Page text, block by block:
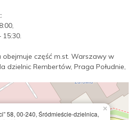
obejmuje część m.st. Warszawy w
dzielnic Rembertów, Praga Południe,
58, 00-240, Śródmieście-dzielnica,
×